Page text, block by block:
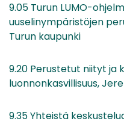
9.05 Turun LUMO-
uuselinympäristöjen
Turun kaupunki
9.20 Perustetut niityt ja
luonnonkasvillisuus,
9.35 Yhteistä